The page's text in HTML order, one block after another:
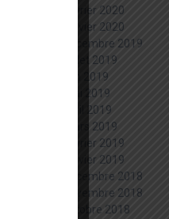
février 2020
janvier 2020
décembre 2019
juillet 2019
juin 2019
mai 2019
avril 2019
mars 2019
février 2019
janvier 2019
décembre 2018
novembre 2018
octobre 2018